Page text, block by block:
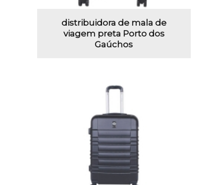
distribuidora de mala de
viagem preta Porto dos
Gaúchos